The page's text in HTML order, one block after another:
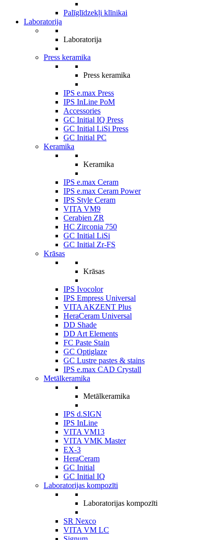
Palīglīdzekļi klīnikai
Laboratorija
Laboratorija
Press keramika
Press keramika
IPS e.max Press
IPS InLine PoM
Accessories
GC Initial IQ Press
GC Initial LiSi Press
GC Initial PC
Keramika
Keramika
IPS e.max Ceram
IPS e.max Ceram Power
IPS Style Ceram
VITA VM9
Cerabien ZR
HC Zirconia 750
GC Initial LiSi
GC Initial Zr-FS
Krāsas
Krāsas
IPS Ivocolor
IPS Empress Universal
VITA AKZENT Plus
HeraCeram Universal
DD Shade
DD Art Elements
FC Paste Stain
GC Optiglaze
GC Lustre pastes & stains
IPS e.max CAD Crystall
Metālkeramika
Metālkeramika
IPS d.SIGN
IPS InLine
VITA VM13
VITA VMK Master
EX-3
HeraCeram
GC Initial
GC Initial IQ
Laboratorijas kompozīti
Laboratorijas kompozīti
SR Nexco
VITA VM LC